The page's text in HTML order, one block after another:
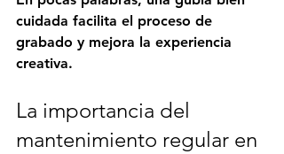
cuidada facilita el proceso de
grabado y mejora la experiencia
creativa.
La importancia del
mantenimiento regular en